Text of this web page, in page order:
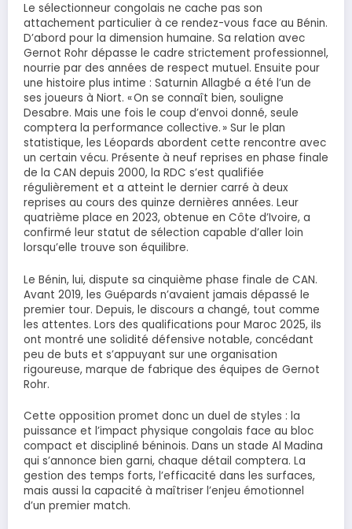
Le sélectionneur congolais ne cache pas son
attachement particulier à ce rendez-vous face au Bénin.
D’abord pour la dimension humaine. Sa relation avec
Gernot Rohr dépasse le cadre strictement professionnel,
nourrie par des années de respect mutuel. Ensuite pour
une histoire plus intime : Saturnin Allagbé a été l’un de
ses joueurs à Niort. « On se connaît bien, souligne
Desabre. Mais une fois le coup d’envoi donné, seule
comptera la performance collective. » Sur le plan
statistique, les Léopards abordent cette rencontre avec
un certain vécu. Présente à neuf reprises en phase finale
de la CAN depuis 2000, la RDC s’est qualifiée
régulièrement et a atteint le dernier carré à deux
reprises au cours des quinze dernières années. Leur
quatrième place en 2023, obtenue en Côte d’Ivoire, a
confirmé leur statut de sélection capable d’aller loin
lorsqu’elle trouve son équilibre.
Le Bénin, lui, dispute sa cinquième phase finale de CAN.
Avant 2019, les Guépards n’avaient jamais dépassé le
premier tour. Depuis, le discours a changé, tout comme
les attentes. Lors des qualifications pour Maroc 2025, ils
ont montré une solidité défensive notable, concédant
peu de buts et s’appuyant sur une organisation
rigoureuse, marque de fabrique des équipes de Gernot
Rohr.
Cette opposition promet donc un duel de styles : la
puissance et l’impact physique congolais face au bloc
compact et discipliné béninois. Dans un stade Al Madina
qui s’annonce bien garni, chaque détail comptera. La
gestion des temps forts, l’efficacité dans les surfaces,
mais aussi la capacité à maîtriser l’enjeu émotionnel
d’un premier match.